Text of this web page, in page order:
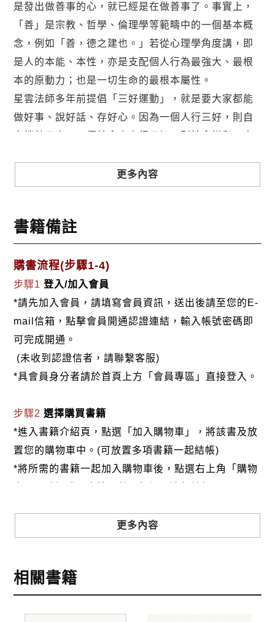
是發出做善事的心，就已經是在做善事了。事實上，
「善」是宗教、哲學、倫理學等範疇中的一個基本概
念，例如「善，德之建也。」若從心理學角度講，即
是人的本能、本性，亦是支配個人行為最強大、最根
本的原動力；也是一切生命的最根本屬性。
星雲法師多年前提倡「三好運動」，就是要大家都能
做好事、說好話、存好心。因為一個人行三好，則自
力，扶助他人，每日至少行一善事，不受酬，不居
我們在日常生活中可以行善的途徑，凡只要心存善
念，本乎良知，無論是捐財物、出勞力、動口舌、花
精神、使人情、去私慾、斷惡習等等，都可以說是
「行善」。
誠如明代袁黃在《了凡四訓》中所言，行善妙方計有
十味，那就是與人為善、敬愛存心、成人之美、勸人
為善、救人危急、興建大利、捨財作福、護持正法、
敬重尊長、愛惜物命。以上這十善，範圍遼闊，涵蓋
甚廣，籠統概括，只要心存善念，發揮本性，不論甚
「諸惡莫作，眾善奉行」，目的是教人要「去惡行
善」，所以我們在世間做人，總要有些「善行」。人
性百善這本書，主要即在勸人行善，哪怕是一句短短
的好話，或是一件小小的好事，它都能對社會產生巨
大的影響。
要創造一個溫馨的社會，需要大家學會「行善」，用
行善的心去感動真正為我們付出的人，用真摯的感情
的生活經驗與待人處事的態度，藉由一百則小故事輔
以經典史籍，透過文字的表述，以一百篇、每篇一千
三百字左右，篇篇各自獨立，將做人的態度、忍耐、
更多內容
書籍備註
購書流程(步驟1-4)
步驟1登入/加入會員
*請先加入會員，請填寫會員資訊，送出後請至您的E-
mail信箱，點擊會員開通認證連結，輸入帳號密碼即
可完成開通。
(未收到認證信者，請聯繫客服)
*具會員身分者請於首頁上方「會員專區」直接登入。
步驟2選擇購買書籍
*進入書籍介紹頁，點選「加入購物車」，將該書及放
置您的購物車中。(可放置多項書籍一起結帳)
*將所需的書籍一起加入購物車後，點選右上角「購物
2.銀行轉帳:選擇銀行轉帳時，請填寫您的銀行帳號後
五碼，並於三日內完成匯款，以利核銷作業。
3.郵局劃撥: 選擇郵局劃撥時，請於三日內至郵局填寫
更多內容
相關書籍